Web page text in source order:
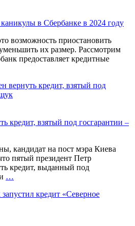
в Сбербанке в 2024 году
возможность приостановить
их размер. Рассмотрим
предоставляет кредитные
кредит, взятый под госгарантии –
кандидат на пост мэра Киева
пятый президент Петр
кредит, выданный под
…